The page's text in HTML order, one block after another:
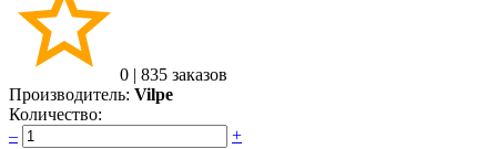
0 | 835 заказов
Производитель: Vilpe
Количество:
–
+